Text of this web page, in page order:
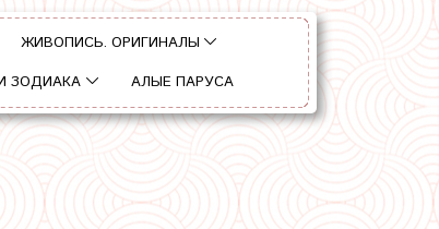
ЖИВОПИСЬ. ОРИГИНАЛЫ
ЗОДИАКА АЛЫЕ ПАРУСА